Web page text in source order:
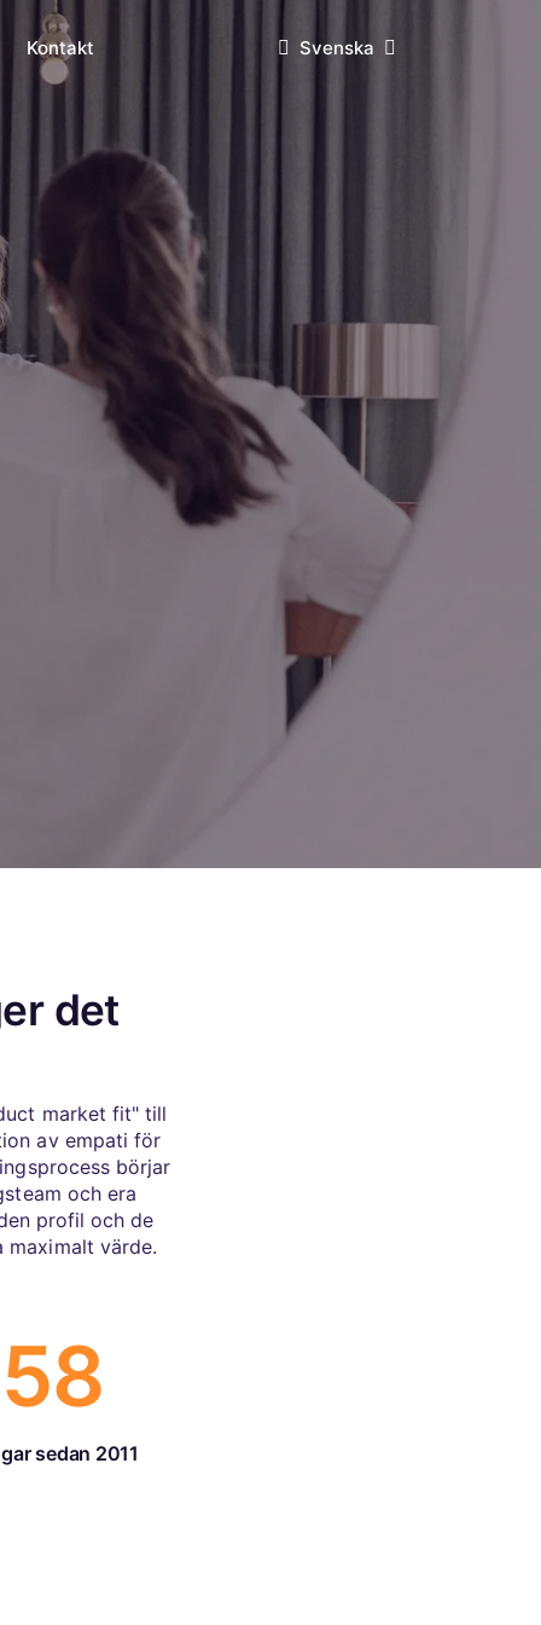
Kontakt Svenska
det
market fit" till
av empati för
börjar
och era
profil och de
maximalt värde.
sedan 2011